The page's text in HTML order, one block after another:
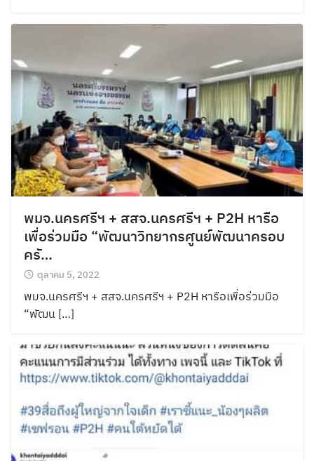
พมจ.นครศรีฯ + สสจ.นครศรีฯ + P2H หารือ
เพื่อร่วมมือ “พัฒนาวิทยากรศูนย์พัฒนาครอบ
ครั…
ตุลาคม 5, 2022
พมจ.นครศรีฯ + สสจ.นครศรีฯ + P2H หารือเพื่อร่วมมือ
“พัฒน […]